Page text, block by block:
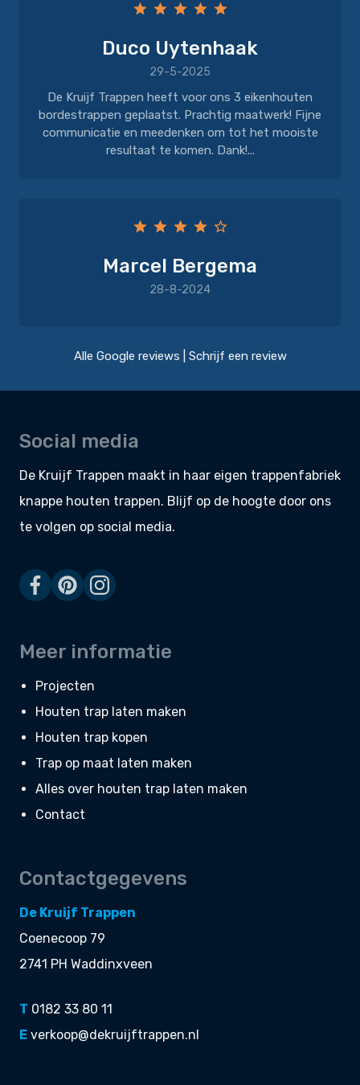
Duco Uytenhaak
29-5-2025
De Kruijf Trappen heeft voor ons 3 eikenhouten
bordestrappen geplaatst. Prachtig maatwerk! Fijne
communicatie en meedenken om tot het mooiste
resultaat te komen. Dank!...
Marcel Bergema
28-8-2024
Alle Google reviews Schrijf een review
Social media
De Kruijf Trappen maakt in haar eigen trappenfabriek
knappe houten trappen. Blijf op de hoogte door ons
te volgen op social media.
Meer informatie
Projecten
Houten trap laten maken
Houten trap kopen
Trap op maat laten maken
Alles over houten trap laten maken
Contact
Contactgegevens
De Kruijf Trappen
Coenecoop 79
2741 PH Waddinxveen
T 0182 33 80 11
E verkoop@dekruijftrappen.nl